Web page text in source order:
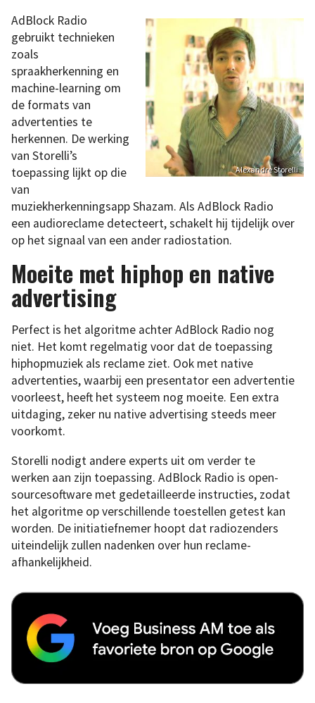
Alexandre Storelli
AdBlock Radio
gebruikt technieken
zoals
spraakherkenning en
machine-learning om
de formats van
advertenties te
herkennen. De werking
van Storelli’s
toepassing lijkt op die
van
muziekherkenningsapp Shazam. Als AdBlock Radio
een audioreclame detecteert, schakelt hij tijdelijk over
op het signaal van een ander radiostation.
Moeite met hiphop en native
advertising
Perfect is het algoritme achter AdBlock Radio nog
niet. Het komt regelmatig voor dat de toepassing
hiphopmuziek als reclame ziet. Ook met native
advertenties, waarbij een presentator een advertentie
voorleest, heeft het systeem nog moeite. Een extra
uitdaging, zeker nu native advertising steeds meer
voorkomt.
Storelli nodigt andere experts uit om verder te
werken aan zijn toepassing. AdBlock Radio is open-
sourcesoftware met gedetailleerde instructies, zodat
het algoritme op verschillende toestellen getest kan
worden. De initiatiefnemer hoopt dat radiozenders
uiteindelijk zullen nadenken over hun reclame-
afhankelijkheid.